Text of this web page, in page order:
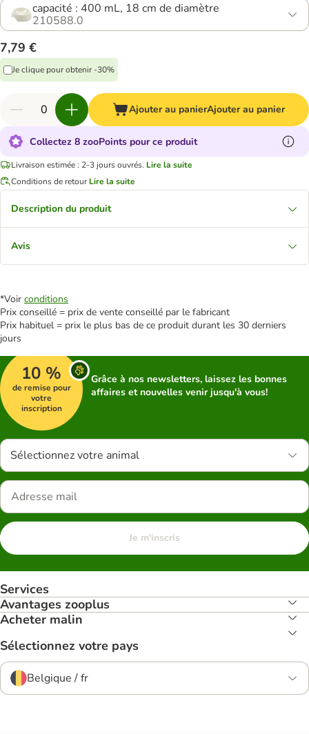
capacité : 400 mL, 18 cm de diamètre
210588.0
7,79 €
Je clique pour obtenir -30%
Ajouter au panierAjouter au panier
Collectez 8 zooPoints pour ce produit
Livraison estimée : 2-3 jours ouvrés. Lire la suite
Conditions de retour Lire la suite
Description du produit
Avis
*Voir conditions
Prix conseillé = prix de vente conseillé par le fabricant
Prix habituel = prix le plus bas de ce produit durant les 30 derniers
jours
10 %
de remise pour
votre
inscription
Grâce à nos newsletters, laissez les bonnes
affaires et nouvelles venir jusqu'à vous!
Sélectionnez votre animal
Je m'inscris
Services
Avantages zooplus
Acheter malin
Sélectionnez votre pays
Belgique / fr